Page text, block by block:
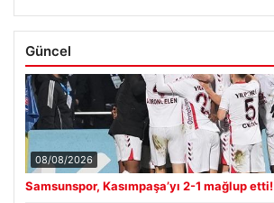
Güncel
08/08/2026
Samsunspor, Kasımpaşa’yı 2-1 mağlup etti!